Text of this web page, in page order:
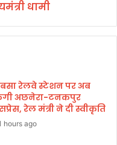
धामी
रेलवे स्टेशन पर अब
अछनेरा-टनकपुर
रेल मंत्री ने दी स्वीकृति
hours ago